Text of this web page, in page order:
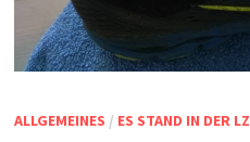
ALLGEMEINES / ES STAND IN DER LZ